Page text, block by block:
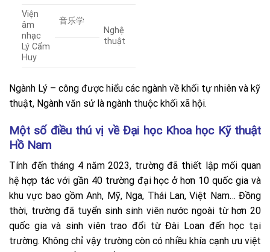
Viện
âm
nhạc
Lý Cẩm
Huy
音乐学
Nghệ
thuật
Ngành Lý – công được hiểu các ngành về khối tự nhiên và kỹ
thuật, Ngành văn sử là ngành thuộc khối xã hội.
Một số điều thú vị về Đại học Khoa học Kỹ thuật
Hồ Nam
Tính đến tháng 4 năm 2023, trường đã thiết lập mối quan
hệ hợp tác với gần 40 trường đại học ở hơn 10 quốc gia và
khu vực bao gồm Anh, Mỹ, Nga, Thái Lan, Việt Nam… Đồng
thời, trường đã tuyển sinh sinh viên nước ngoài từ hơn 20
quốc gia và sinh viên trao đổi từ Đài Loan đến học tại
trường. Không chỉ vậy trường còn có nhiều khía cạnh ưu việt